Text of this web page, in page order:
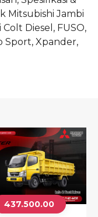
Mitsubishi Jambi
Diesel, FUSO,
Sport, Xpander,
437.500.00